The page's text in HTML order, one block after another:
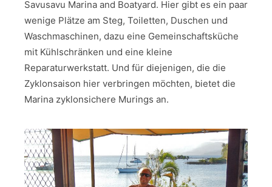
Savusavu Marina and Boatyard. Hier gibt es ein paar
wenige Plätze am Steg, Toiletten, Duschen und
Waschmaschinen, dazu eine Gemeinschaftsküche
mit Kühlschränken und eine kleine
Reparaturwerkstatt. Und für diejenigen, die die
Zyklonsaison hier verbringen möchten, bietet die
Marina zyklonsichere Murings an.